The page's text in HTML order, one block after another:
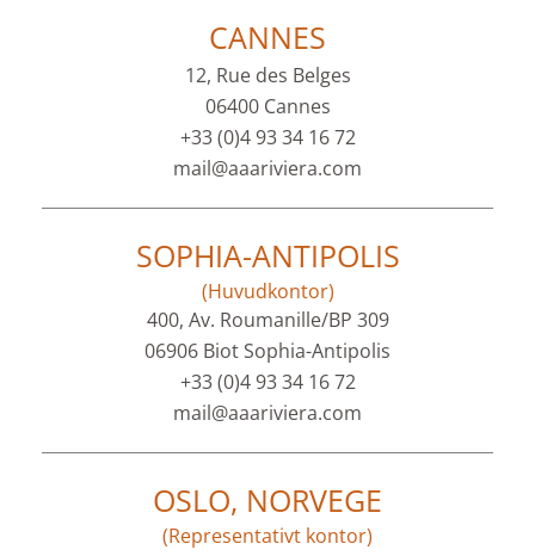
CANNES
12, Rue des Belges
06400 Cannes
+33 (0)4 93 34 16 72
mail@aaariviera.com
SOPHIA-ANTIPOLIS
(Huvudkontor)
400, Av. Roumanille/BP 309
06906 Biot Sophia-Antipolis
+33 (0)4 93 34 16 72
mail@aaariviera.com
OSLO, NORVEGE
(Representativt kontor)